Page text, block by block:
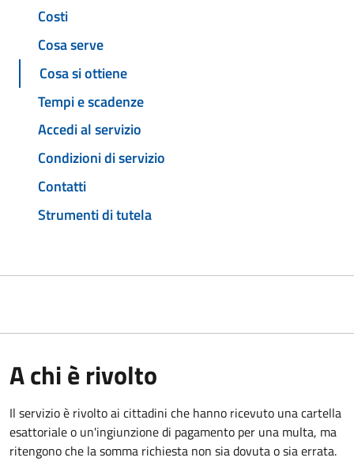
Costi
Cosa serve
Cosa si ottiene
Tempi e scadenze
Accedi al servizio
Condizioni di servizio
Contatti
Strumenti di tutela
A chi è rivolto
Il servizio è rivolto ai cittadini che hanno ricevuto una cartella
esattoriale o un'ingiunzione di pagamento per una multa, ma
ritengono che la somma richiesta non sia dovuta o sia errata.